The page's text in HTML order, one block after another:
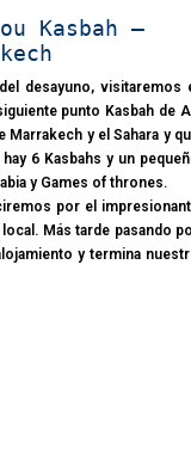
Kasbah –
desayuno, visitaremos
punto Kasbah de
Marrakech y el Sahara y
6 Kasbahs y un
y Games of thrones.
por el
Más tarde pasando
y termina